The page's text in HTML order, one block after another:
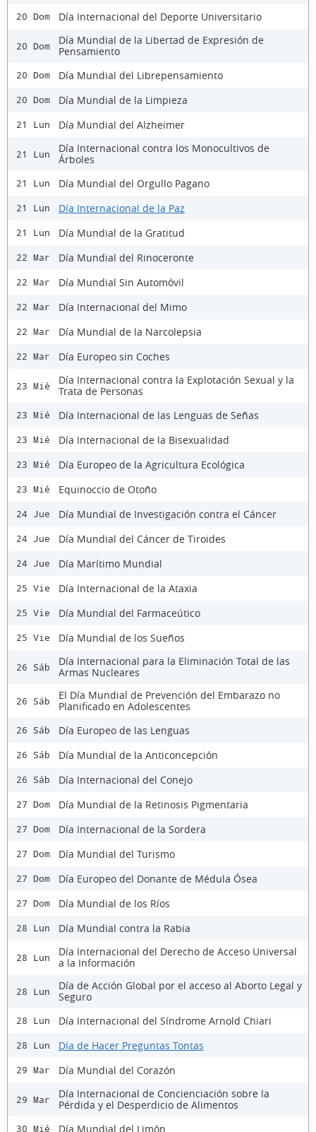
20 Dom Día Internacional del Deporte Universitario
20 Dom
Día Mundial de la Libertad de Expresión de
Pensamiento
20 Dom Día Mundial del Librepensamiento
20 Dom Día Mundial de la Limpieza
21 Lun Día Mundial del Alzheimer
21 Lun
Día Internacional contra los Monocultivos de
Árboles
21 Lun Día Mundial del Orgullo Pagano
21 Lun Día Internacional de la Paz
21 Lun Día Mundial de la Gratitud
22 Mar Día Mundial del Rinoceronte
22 Mar Día Mundial Sin Automóvil
22 Mar Día Internacional del Mimo
22 Mar Día Mundial de la Narcolepsia
22 Mar Día Europeo sin Coches
23 Mié
Día Internacional contra la Explotación Sexual y la
Trata de Personas
23 Mié Día Internacional de las Lenguas de Señas
23 Mié Día Internacional de la Bisexualidad
23 Mié Día Europeo de la Agricultura Ecológica
23 Mié Equinoccio de Otoño
24 Jue Día Mundial de Investigación contra el Cáncer
24 Jue Día Mundial del Cáncer de Tiroides
24 Jue Día Marítimo Mundial
25 Vie Día Internacional de la Ataxia
25 Vie Día Mundial del Farmaceútico
25 Vie Día Mundial de los Sueños
26 Sáb
Día Internacional para la Eliminación Total de las
Armas Nucleares
26 Sáb
El Día Mundial de Prevención del Embarazo no
Planificado en Adolescentes
26 Sáb Día Europeo de las Lenguas
26 Sáb Día Mundial de la Anticoncepción
26 Sáb Día Internacional del Conejo
27 Dom Día Mundial de la Retinosis Pigmentaria
27 Dom Día Internacional de la Sordera
27 Dom Día Mundial del Turismo
27 Dom Día Europeo del Donante de Médula Ósea
27 Dom Día Mundial de los Ríos
28 Lun Día Mundial contra la Rabia
28 Lun
Día Internacional del Derecho de Acceso Universal
a la Información
28 Lun
Día de Acción Global por el acceso al Aborto Legal y
Seguro
28 Lun Día Internacional del Síndrome Arnold Chiari
28 Lun Día de Hacer Preguntas Tontas
29 Mar Día Mundial del Corazón
29 Mar
Día Internacional de Concienciación sobre la
Pérdida y el Desperdicio de Alimentos
30 Mié Día Mundial del Limón